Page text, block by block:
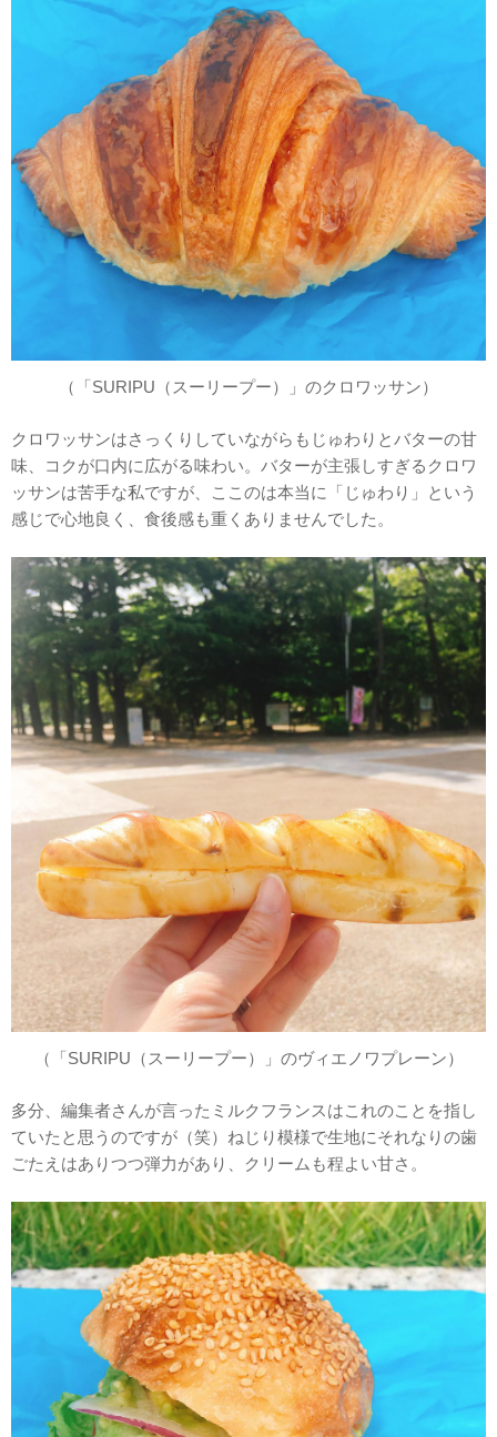
（「SURIPU（スーリープー）」のクロワッサン）
クロワッサンはさっくりしていながらもじゅわりとバターの甘
味、コクが口内に広がる味わい。バターが主張しすぎるクロワ
ッサンは苦手な私ですが、ここのは本当に「じゅわり」という
感じで心地良く、食後感も重くありませんでした。
（「SURIPU（スーリープー）」のヴィエノワプレーン）
多分、編集者さんが言ったミルクフランスはこれのことを指し
ていたと思うのですが（笑）ねじり模様で生地にそれなりの歯
ごたえはありつつ弾力があり、クリームも程よい甘さ。